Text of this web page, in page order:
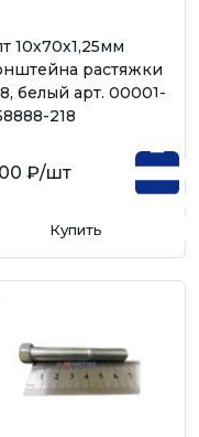
10х70х1,25мм
растяжки
белый арт. 00001-
218
₽/шт
Купить